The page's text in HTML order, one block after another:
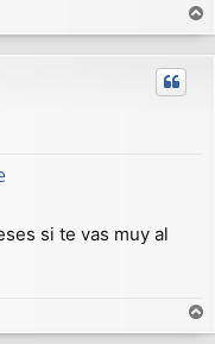
r
r
si te vas muy al
r